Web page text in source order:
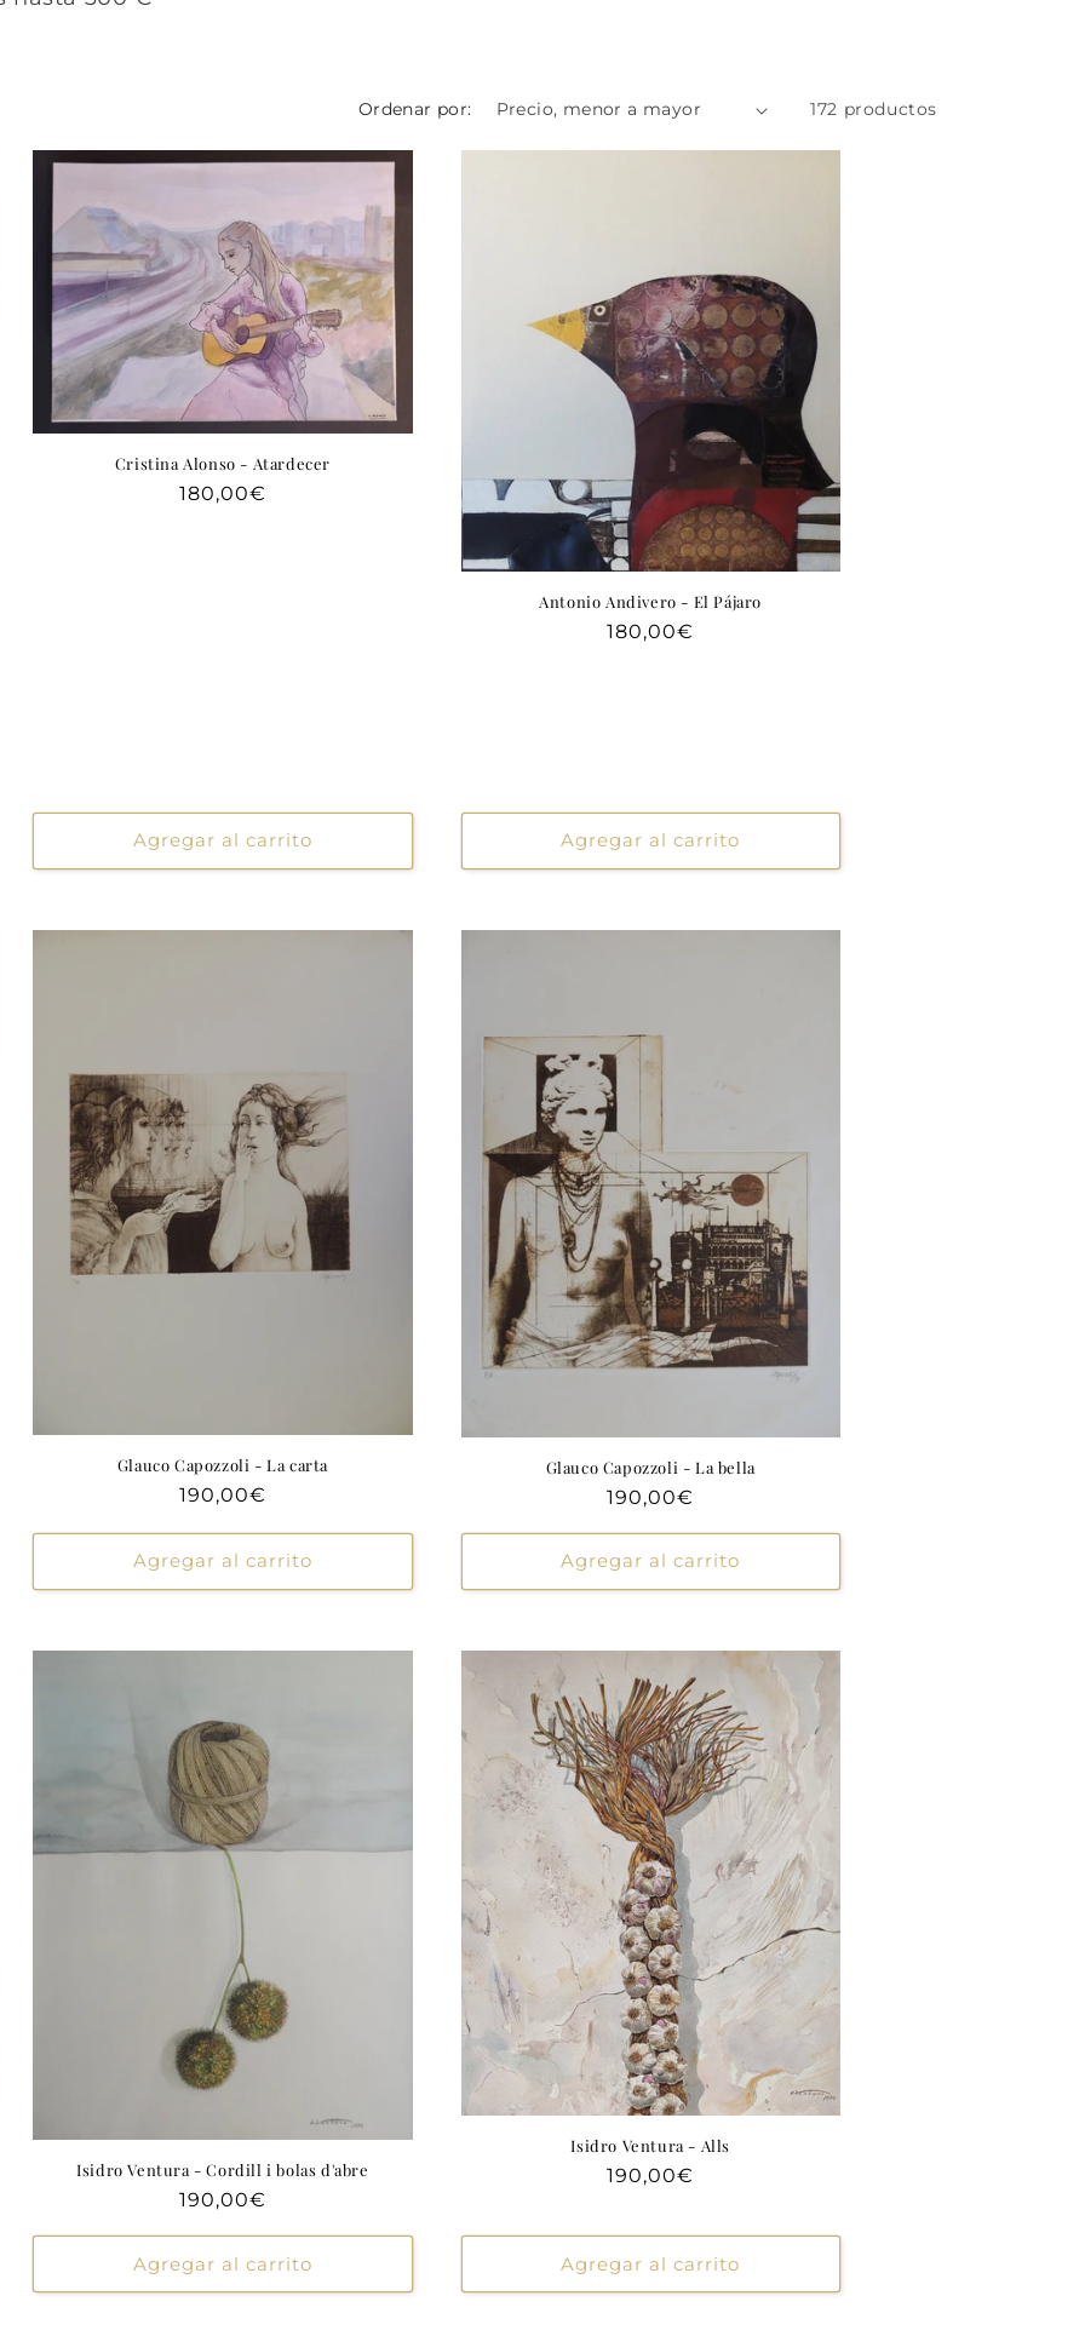
Ordenar por: 172 productos
Cristina Alonso - Atardecer
Precio
180,00€
Agregar al carrito
Antonio Andivero - El Pájaro
Precio
180,00€
Agregar al carrito
Glauco Capozzoli - La carta
Precio
190,00€
Agregar al carrito
Glauco Capozzoli - La bella
Precio
190,00€
Agregar al carrito
Isidro Ventura - Cordill i bolas d'abre
Precio
habitual
190,00€
Agregar al carrito
Isidro Ventura - Alls
Precio
190,00€
Agregar al carrito